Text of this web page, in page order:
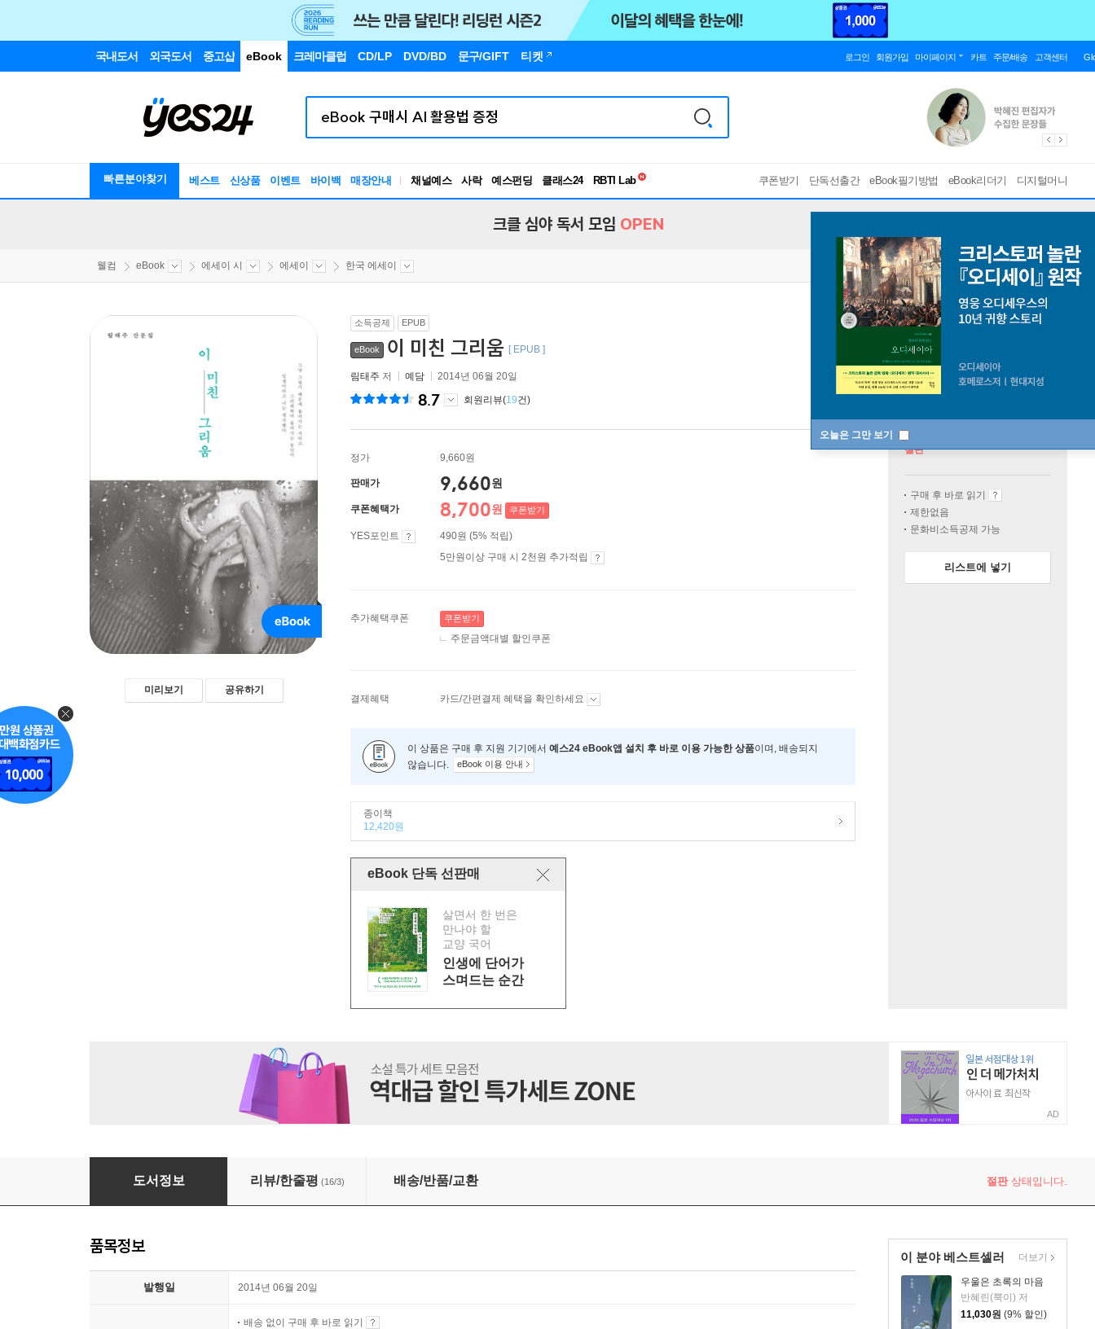
국내도서 외국도서 중고샵 eBook 크레마클럽 CD/LP DVD/BD 문구/GIFT 티켓 로그인 회원가입 마이페이지 카트 주문/배송 고객센터
빠른분야찾기 베스트 신상품 이벤트 바이백 매장안내 채널예스 사락 예스펀딩 클래스24
RBTI Lab
독서유형검사
쿠폰받기 단독선출간 eBook필기방법 eBook리더기 디지털머니
오늘은 그만 보기
크클 심야 독서 모임 OPEN
웰컴 eBook 에세이 시 에세이 한국 에세이
미리보기 공유하기
소득공제 EPUB
eBook 이 미친 그리움 [ EPUB ]
림태주 저 예담 2014년 06월 20일
8.7 회원리뷰(19건)
정가 9,660원
판매가 9,660원
쿠폰혜택가 8,700원 쿠폰받기
YES포인트
490원 (5% 적립)
5만원이상 구매 시 2천원 추가적립
추가혜택쿠폰 쿠폰받기
주문금액대별 할인쿠폰
결제혜택 카드/간편결제 혜택을 확인하세요
이 상품은 구매 후 지원 기기에서 예스24 eBook앱 설치 후 바로 이용 가능한 상품이며, 배송되지
않습니다.
eBook 이용 안내
종이책
12,420원
eBook 단독 선판매
살면서 한 번은
만나야 할
교양 국어
인생에 단어가
스며드는 순간
절판
구매 후 바로 읽기
제한없음
문화비소득공제 가능
리스트에 넣기
AD
이 미친 그리움
도서정보 리뷰/한줄평 (16/3) 배송/반품/교환 절판상태입니다.
이 분야 베스트셀러
우울은 초록의 마음
반혜린(뿍이) 저
11,030원 (9% 할인)
더보기
품목정보
발행일 2014년 06월 20일
배송 없이 구매 후 바로 읽기